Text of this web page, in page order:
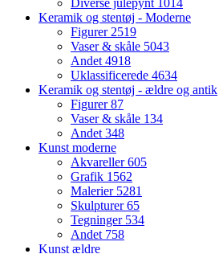
Diverse julepynt 1014
Keramik og stentøj - Moderne
Figurer2519
Vaser & skåle 5043
Andet4918
Uklassificerede 4634
Keramik og stentøj - ældre og antik
Figurer87
Vaser & skåle 134
Andet348
Kunst moderne
Akvareller605
Grafik 1562
Malerier 5281
Skulpturer65
Tegninger 534
Andet 758
Kunst ældre